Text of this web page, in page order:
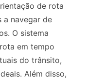
de rota
a navegar de
O sistema
em tempo
do trânsito,
Além disso,